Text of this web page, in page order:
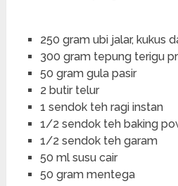
250 gram ubi jalar, kukus
300 gram tepung terigu
50 gram gula pasir
2 butir telur
1 sendok teh ragi instan
1/2 sendok teh baking
1/2 sendok teh garam
50 ml susu cair
50 gram mentega